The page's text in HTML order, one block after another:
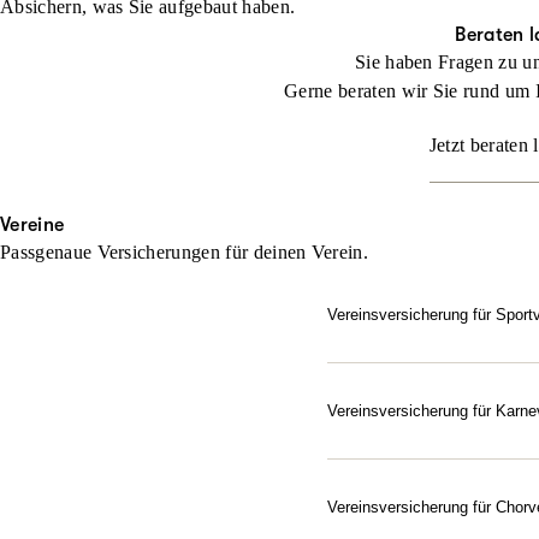
Absichern, was Sie aufgebaut haben.
Beraten
Sie haben Fragen zu
Gerne beraten wir Sie rund um
Jetzt beraten
Vereine
Passgenaue Versicherungen für deinen Verein.
Vereinsversicherung für
und ihn exakt auf die
Beraten lassen
Vereinsversicherung für
Karnevals- und
Vereinsversicherung für